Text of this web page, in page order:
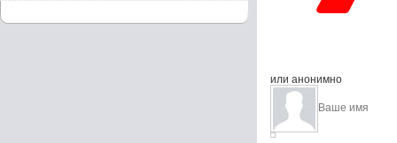
или анонимно